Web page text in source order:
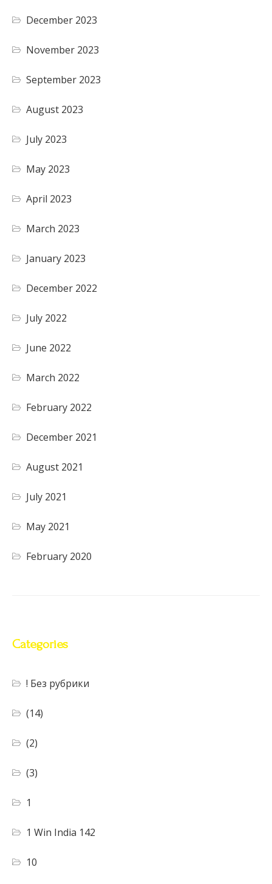
December 2023
November 2023
September 2023
August 2023
July 2023
May 2023
April 2023
March 2023
January 2023
December 2022
July 2022
June 2022
March 2022
February 2022
December 2021
August 2021
July 2021
May 2021
February 2020
Categories
! Без рубрики
(14)
(2)
(3)
1
1 Win India 142
10